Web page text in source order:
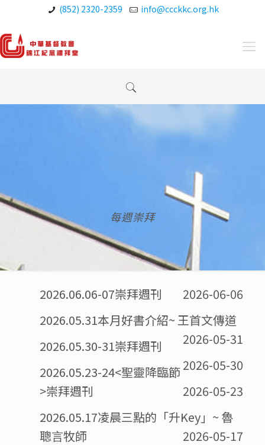
(852) 2320-2359 info@ccckkc.org.hk
每週崇拜
2026.06.06-07崇拜週刊
2026-06-06
2026.05.31本月好書介紹~ 王首文傳道
2026-05-31
2026.05.30-31崇拜週刊
2026-05-30
2026.05.23-24<聖靈降臨節
>崇拜週刊
2026-05-23
2026.05.17凌晨三點的「升Key」~ 魯
聰言牧師
2026-05-17